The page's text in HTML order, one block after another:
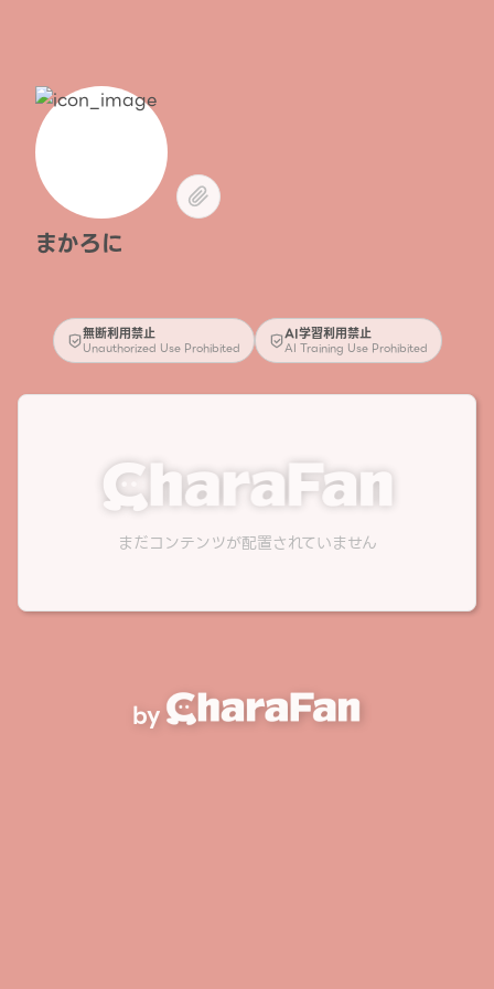
まかろに
無断利用禁止
Unauthorized Use Prohibited
AI学習利用禁止
AI Training Use Prohibited
まだコンテンツが配置されていません
by